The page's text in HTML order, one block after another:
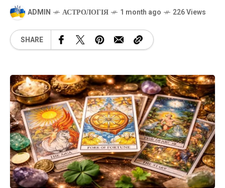
ADMIN АСТРОЛОГІЯ 1 month ago 226 Views
SHARE